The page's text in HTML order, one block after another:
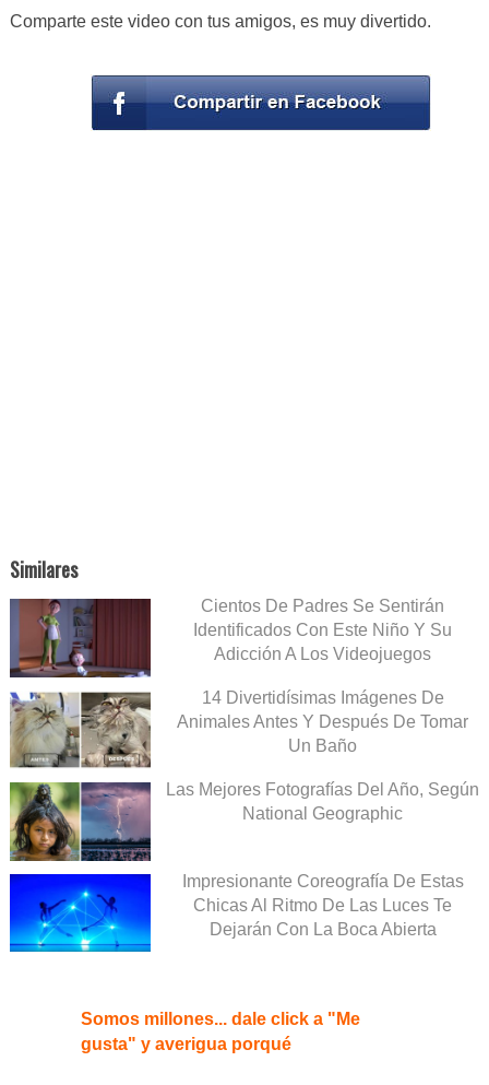
Comparte este video con tus amigos, es muy divertido.
Similares
Cientos De Padres Se Sentirán
Identificados Con Este Niño Y Su
Adicción A Los Videojuegos
14 Divertidísimas Imágenes De
Animales Antes Y Después De Tomar
Un Baño
Las Mejores Fotografías Del Año, Según
National Geographic
Impresionante Coreografía De Estas
Chicas Al Ritmo De Las Luces Te
Dejarán Con La Boca Abierta
Somos millones... dale click a "Me
gusta" y averigua porqué